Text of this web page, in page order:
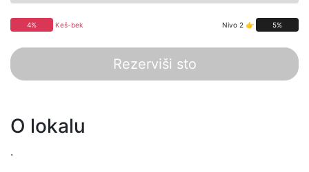
4% Keš-bek Nivo 2 👉 5%
Rezerviši sto
O lokalu
.